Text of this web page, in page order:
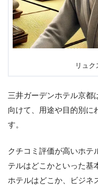
リュク
三井ガーデンホテル京都
向けて、用途や目的別に
す。
クチコミ評価が高いホテ
テルはどこかといった基
ホテルはどこか、ビジネ